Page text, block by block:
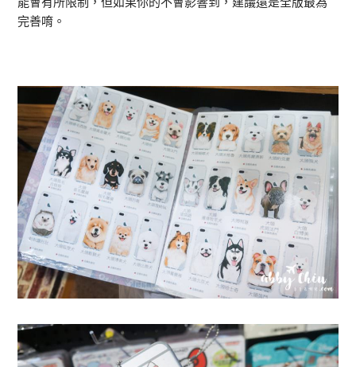
完善唷。